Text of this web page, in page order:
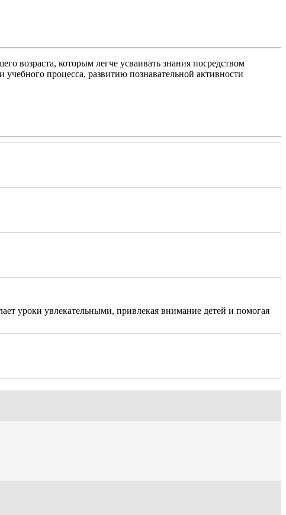
возраста, которым легче усваивать знания посредством
процесса, развитию познавательной активности
уроки увлекательными, привлекая внимание детей и помогая